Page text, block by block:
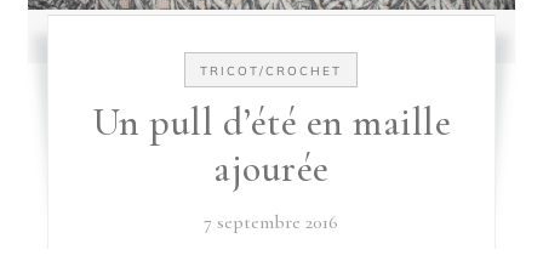
TRICOT/CROCHET
Un pull d’été en maille
ajourée
7 septembre 2016